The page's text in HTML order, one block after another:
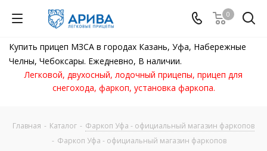
0
Купить прицеп МЗСА в городах Казань, Уфа, Набережные
Челны, Чебоксары. Ежедневно, В наличии.
Легковой, двухосный, лодочный прицепы, прицеп для
снегохода, фаркоп, установка фаркопа.
Главная - Каталог - Фаркоп Уфа - официальный магазин фаркопов
- Фаркоп Уфа - официальный магазин фаркопов